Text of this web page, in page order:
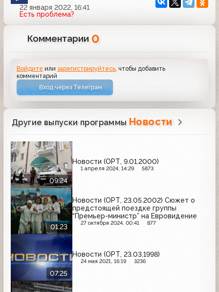
22 января 2022, 16:41
Есть проблема?
Комментарии 0
Войдите илизарегистрируйтесь , чтобы добавить
комментарий
Вход через Телеграм
Другие выпуски программы Новости
09:24
Новости (ОРТ, 9.01.2000)
1 апреля 2024, 14:29 5873
01:23
Новости (ОРТ, 23.05.2002) Сюжет о
предстоящей поездке группы
“Премьер-министр” на Евровидение
27 октября 2024, 00:41 877
07:25
Новости (ОРТ, 23.03.1998)
24 мая 2021, 16:19 3236